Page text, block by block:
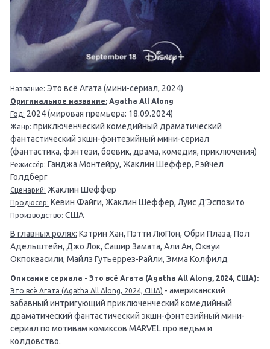
Название: Это всё Агата (мини-сериал, 2024)
Оригинальное название: Agatha All Along
Год: 2024 (мировая премьера: 18.09.2024)
Жанр: приключенческий комедийный драматический
фантастический экшн-фэнтезийный мини-сериал
(фантастика, фэнтези, боевик, драма, комедия, приключения)
Режиссёр: Ганджа Монтейру, Жаклин Шеффер, Рэйчел
Голдберг
Сценарий: Жаклин Шеффер
Продюсер: Кевин Файги, Жаклин Шеффер, Луис Д’Эспозито
Производство: США
В главных ролях: Кэтрин Хан, Пэтти ЛюПон, Обри Плаза, Пол
Адельштейн, Джо Лок, Сашир Замата, Али Ан, Оквуи
Окпоквасили, Майлз Гутьеррез-Райли, Эмма Колфилд
Описание сериала - Это всё Агата (Agatha All Along, 2024, США):
Это всё Агата (Agatha All Along, 2024, США) - американский
забавный интригующий приключенческий комедийный
драматический фантастический экшн-фэнтезийный мини-
сериал по мотивам комиксов MARVEL про ведьм и
колдовство.